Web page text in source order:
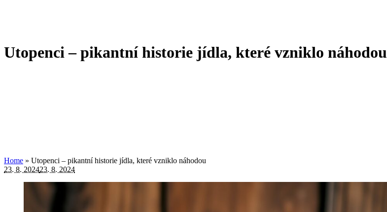
Utopenci – pikantní historie jídla, které vzniklo náhodou
Home » Utopenci – pikantní historie jídla, které vzniklo náhodou
23. 8. 202423. 8. 2024